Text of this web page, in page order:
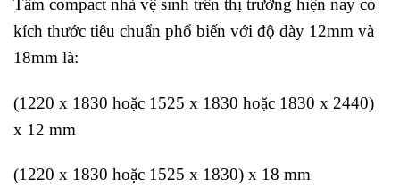
Tấm compact nhà vệ sinh trên thị trường hiện nay có
kích thước tiêu chuẩn phổ biến với độ dày 12mm và
18mm là:
(1220 x 1830 hoặc 1525 x 1830 hoặc 1830 x 2440)
x 12 mm
(1220 x 1830 hoặc 1525 x 1830) x 18 mm